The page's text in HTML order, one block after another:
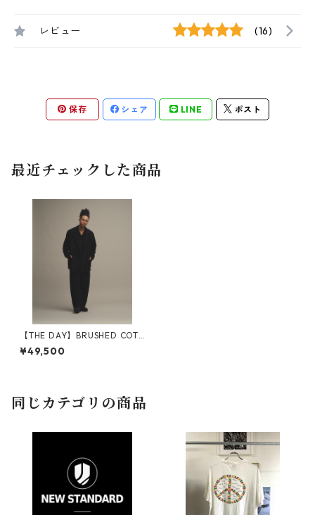
レビュー (16)
保存 シェア LINE ポスト
最近チェックした商品
【THE DAY】BRUSHED COTT
ON JACKET_BLACK
¥49,500
同じカテゴリの商品